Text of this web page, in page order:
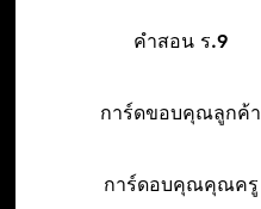
คำสอน ร.9
การ์ดขอบคุณลูกค้า
การ์ดอบคุณคุณครู